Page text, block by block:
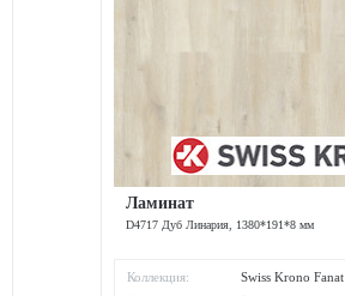
Ламинат
D4717 Дуб Линария, 1380*191*8 мм
Коллекция:
Swiss Krono Fanat